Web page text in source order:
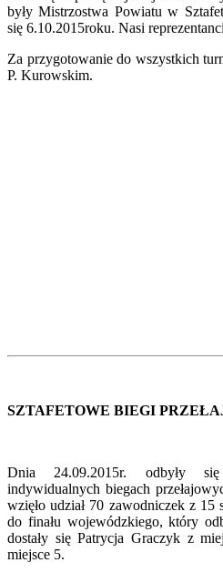
były Mistrzostwa Powiatu w
się 6.10.2015roku. Nasi
Za przygotowanie do wszystkich
P. Kurowskim.
SZTAFETOWE BIEGI
Dnia 24.09.2015r. odbyły
indywidualnych biegach
wzięło udział 70 zawodniczek z 15
do finału wojewódzkiego, który
dostały się Patrycja Graczyk z
miejsce 5.